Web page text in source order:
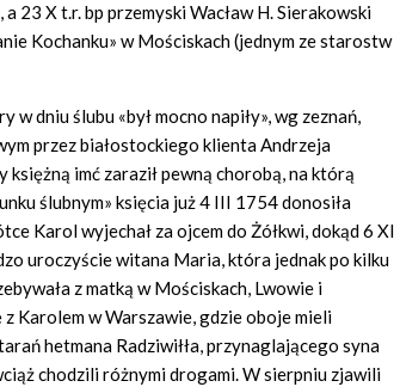
23 X t.r. bp przemyski Wacław H. Sierakowski
Kochanku» w Mościskach (jednym ze starostw
dniu ślubu «był mocno napiły», wg zeznań,
przez białostockiego klienta Andrzeja
imć zaraził pewną chorobą, na którą
ślubnym» księcia już 4 III 1754 donosiła
Karol wyjechał za ojcem do Żółkwi, dokąd 6 XI
uroczyście witana Maria, która jednak po kilku
z matką w Mościskach, Lwowie i
Karolem w Warszawie, gdzie oboje mieli
hetmana Radziwiłła, przynaglającego syna
chodzili różnymi drogami. W sierpniu zjawili